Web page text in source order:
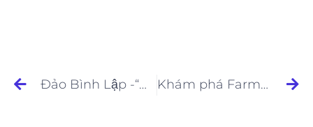
Đảo Bình Lập -“Maldives Việt Nam” có gì hấp dẫn Khám phá Farmstay ở Bà Rịa – Vũng Tàu cực đẹp